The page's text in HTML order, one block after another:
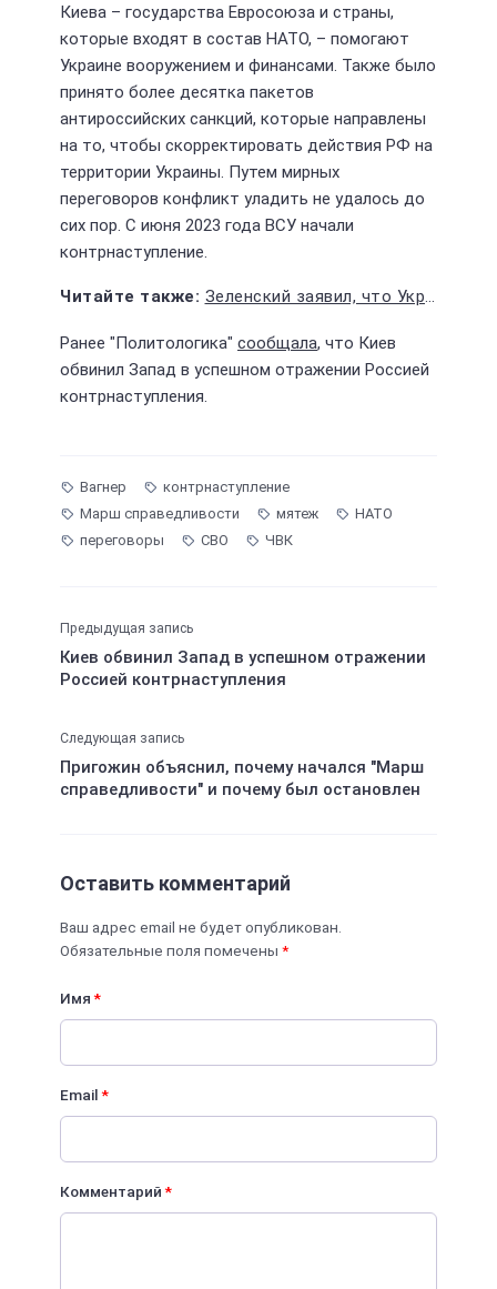
Киева – государства Евросоюза и страны,
которые входят в состав НАТО, – помогают
Украине вооружением и финансами. Также было
принято более десятка пакетов
антироссийских санкций, которые направлены
на то, чтобы скорректировать действия РФ на
территории Украины. Путем мирных
переговоров конфликт уладить не удалось до
сих пор. С июня 2023 года ВСУ начали
контрнаступление.
Зеленский заявил, что Украина не готова к заморозке конфликта ради своего развития
Ранее "Политологика" сообщала, что Киев
обвинил Запад в успешном отражении Россией
контрнаступления.
Вагнер
контрнаступление
Марш справедливости
мятеж
НАТО
переговоры
СВО ЧВК
Предыдущая запись
Киев обвинил Запад в успешном отражении
Россией контрнаступления
Следующая запись
Пригожин объяснил, почему начался "Марш
справедливости" и почему был остановлен
Оставить комментарий
Ваш адрес email не будет опубликован.
Обязательные поля помечены *
Имя*
Email*
Комментарий*